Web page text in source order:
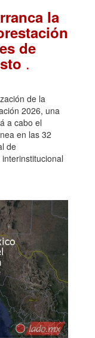
la
de
.
de la
2026, una
a cabo el
en las 32
de